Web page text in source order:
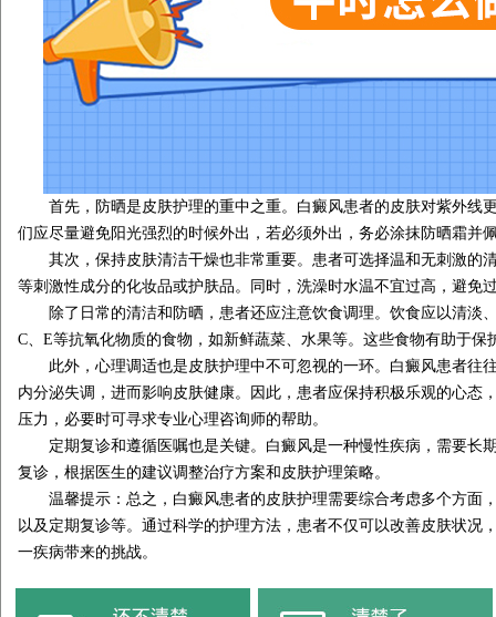
首先，防晒是皮肤护理的重中之重。白癜风患者的皮肤对紫外线
们应尽量避免阳光强烈的时候外出，若必须外出，务必涂抹防晒霜并
其次，保持皮肤清洁干燥也非常重要。患者可选择温和无刺激的
等刺激性成分的化妆品或护肤品。同时，洗澡时水温不宜过高，避免
除了日常的清洁和防晒，患者还应注意饮食调理。饮食应以清淡
C、E等抗氧化物质的食物，如新鲜蔬菜、水果等。这些食物有助于保
此外，心理调适也是皮肤护理中不可忽视的一环。白癜风患者往
内分泌失调，进而影响皮肤健康。因此，患者应保持积极乐观的心态
压力，必要时可寻求专业心理咨询师的帮助。
定期复诊和遵循医嘱也是关键。白癜风是一种慢性疾病，需要长
复诊，根据医生的建议调整治疗方案和皮肤护理策略。
温馨提示：总之，白癜风患者的皮肤护理需要综合考虑多个方面
以及定期复诊等。通过科学的护理方法，患者不仅可以改善皮肤状况
一疾病带来的挑战。